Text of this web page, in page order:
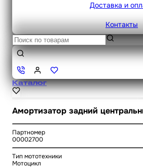
Доставка и
Контакты
Каталог
Амортизатор задний
Партномер
00002700
Тип мототехники
Мотоцикл